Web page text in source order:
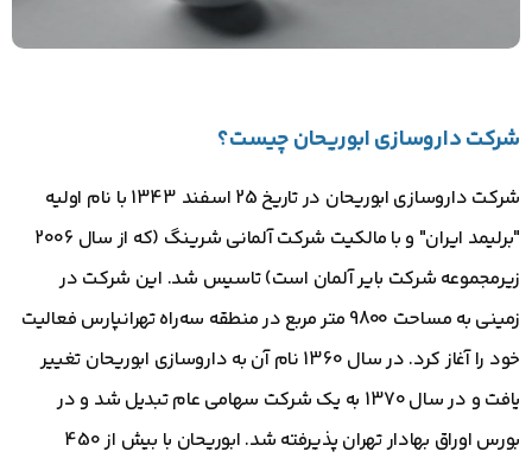
شرکت داروسازی ابوریحان چیست؟
شرکت داروسازی ابوریحان در تاریخ 25 اسفند 1343 با نام اولیه
"برلیمد ایران" و با مالکیت شرکت آلمانی شرینگ (که از سال 2006
زیرمجموعه شرکت بایر آلمان است) تاسیس شد. این شرکت در
زمینی به مساحت 9800 متر مربع در منطقه سه‌راه تهرانپارس فعالیت
خود را آغاز کرد. در سال 1360 نام آن به داروسازی ابوریحان تغییر
یافت و در سال 1370 به یک شرکت سهامی عام تبدیل شد و در
بورس اوراق بهادار تهران پذیرفته شد. ابوریحان با بیش از 450